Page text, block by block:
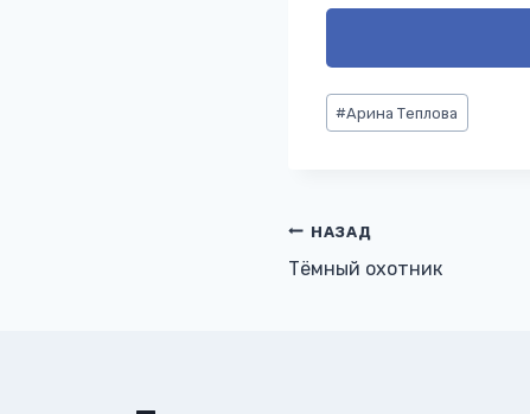
Метки
записи:
#Арина Теплова
Навигация
по
НАЗАД
Тёмный охотник